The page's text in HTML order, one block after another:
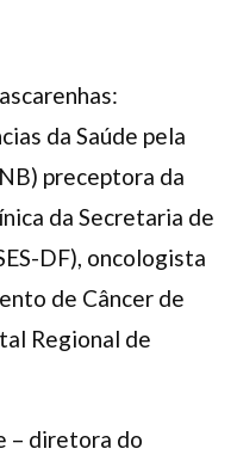
da Saúde pela
preceptora da
da Secretaria de
DF), oncologista
de Câncer de
Regional de
– diretora do